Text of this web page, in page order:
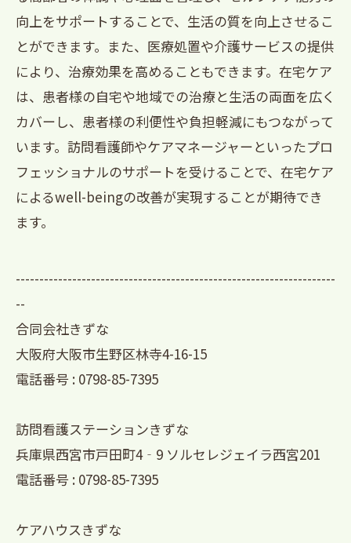
向上をサポートすることで、生活の質を向上させるこ
とができます。また、医療処置や介護サービスの提供
により、治療効果を高めることもできます。在宅ケア
は、患者様の自宅や地域での治療と生活の両面を広く
カバーし、患者様の利便性や負担軽減にもつながって
います。訪問看護師やケアマネージャーといったプロ
フェッショナルのサポートを受けることで、在宅ケア
によるwell-beingの改善が実現することが期待でき
ます。
--------------------------------------------------------------------
--
合同会社きずな
大阪府大阪市生野区林寺4-16-15
電話番号 : 0798-85-7395
訪問看護ステーションきずな
兵庫県西宮市戸田町4‐9 ソルセレジェイラ西宮201
電話番号 : 0798-85-7395
ケアハウスきずな